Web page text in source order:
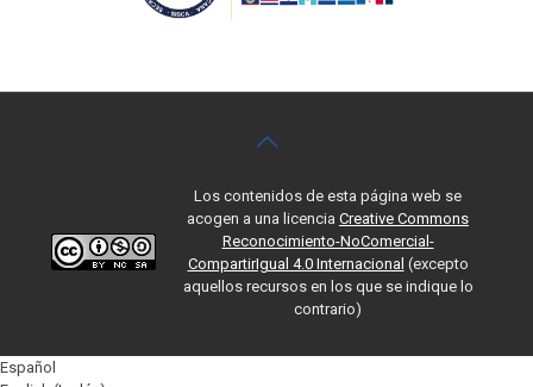
Los contenidos de esta página web se
acogen a una licencia Creative Commons
Reconocimiento-NoComercial-
CompartirIgual 4.0 Internacional (excepto
aquellos recursos en los que se indique lo
contrario)
Español